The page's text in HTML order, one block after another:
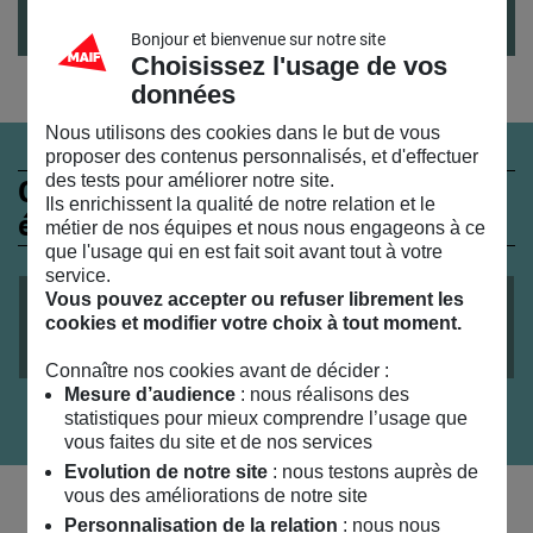
Ces évènements peuvent
également vous intéresser
le25/07/2026
MUSIQUE VISITE TOUT PUBLIC
Bonjour et bienvenue sur notre site
Choisissez l'usage de vos
données
Nous utilisons des cookies dans le but de vous
proposer des contenus personnalisés, et d'effectuer
des tests pour améliorer notre site.
Ils enrichissent la qualité de notre relation et le
métier de nos équipes et nous nous engageons à ce
que l'usage qui en est fait soit avant tout à votre
service.
Vous pouvez accepter ou refuser librement les
cookies et modifier votre choix à tout moment.
Connaître nos cookies avant de décider :
Mesure d’audience: nous réalisons des
statistiques pour mieux comprendre l’usage que
vous faites du site et de nos services
Evolution de notre site: nous testons auprès de
vous des améliorations de notre site
Personnalisation de la relation : nous nous